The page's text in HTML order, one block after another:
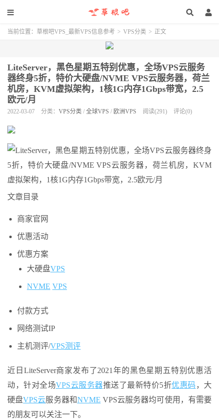
当前位置： 草根吧VPS_最新VPS信息参考 > VPS分类 > 正文
LiteServer，黑色星期五特别优惠，全场VPS云服务
器终身5折，特价大硬盘/NVME VPS云服务器，荷兰
机房，KVM虚拟架构，1核1G内存1Gbps带宽，2.5
欧元/月
2022-03-07 分类： VPS分类 / 全球VPS / 欧洲VPS 阅读(291) 评论(0)
文章目录
商家官网
优惠活动
优惠方案
大硬盘VPS
NVME VPS
付款方式
网络测试IP
主机测评/VPS测评
近日LiteServer商家发布了2021年的黑色星期五特别优惠活
动，针对全场VPS云服务器推送了最新特价5折优惠码 ，大
硬盘VPS云服务器和NVME VPS云服务器均可使用，有需要
的朋友可以关注一下。